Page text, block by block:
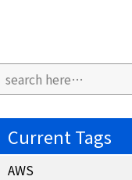
Current Tags
AWS